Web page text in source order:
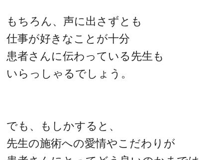
もちろん、声に出さずとも
仕事が好きなことが十分
患者さんに伝わっている先生も
いらっしゃるでしょう。
でも、もしかすると、
先生の施術への愛情やこだわりが